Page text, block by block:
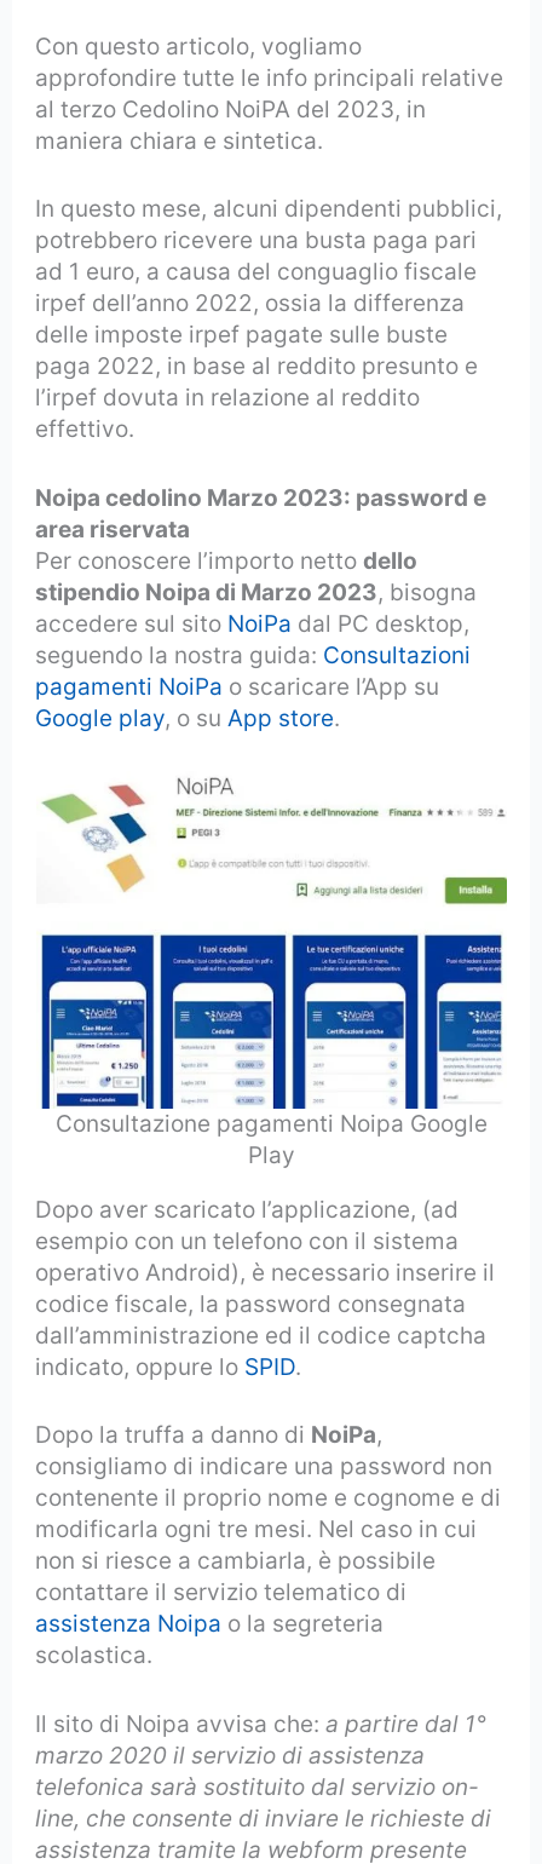
Con questo articolo, vogliamo
approfondire tutte le info principali relative
al terzo Cedolino NoiPA del 2023, in
maniera chiara e sintetica.
In questo mese, alcuni dipendenti pubblici,
potrebbero ricevere una busta paga pari
ad 1 euro, a causa del conguaglio fiscale
irpef dell’anno 2022, ossia la differenza
delle imposte irpef pagate sulle buste
paga 2022, in base al reddito presunto e
l’irpef dovuta in relazione al reddito
effettivo.
Noipa cedolino Marzo 2023: password e
area riservata
Per conoscere l’importo nettodello
stipendio Noipa di Marzo 2023, bisogna
accedere sul sito NoiPa dal PC desktop,
seguendo la nostra guida: Consultazioni
pagamenti NoiPa o scaricare l’App su
Google play, o suApp store.
Consultazione pagamenti Noipa Google
Play
Dopo aver scaricato l’applicazione, (ad
esempio con un telefono con il sistema
operativo Android), è necessario inserire il
codice fiscale, la password consegnata
dall’amministrazione ed il codice captcha
indicato, oppure lo SPID.
Dopo la truffa a danno di NoiPa,
consigliamo di indicare una password non
contenente il proprio nome e cognome e di
modificarla ogni tre mesi. Nel caso in cui
non si riesce a cambiarla, è possibile
contattare il servizio telematico di
assistenza Noipa o la segreteria
scolastica.
Il sito di Noipa avvisa che:a partire dal 1°
marzo 2020 il servizio di assistenza
telefonica sarà sostituito dal servizio on-
line, che consente di inviare le richieste di
assistenza tramite la webform presente